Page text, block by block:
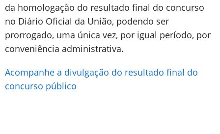
da homologação do resultado final do concurso
no Diário Oficial da União, podendo ser
prorrogado, uma única vez, por igual período, por
conveniência administrativa.
Acompanhe a divulgação do resultado final do
concurso público